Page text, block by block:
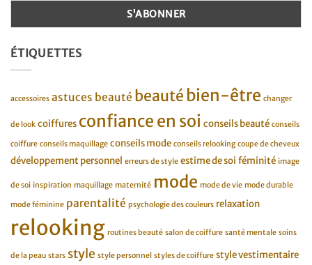
ÉTIQUETTES
accessoires astuces beauté beauté bien-être changer
de look coiffures confiance en soi conseils beauté conseils
coiffure conseils maquillage conseils mode conseils relooking coupe de cheveux
développement personnel erreurs de style estime de soi féminité image
de soi inspiration maquillage maternité mode mode de vie mode durable
mode féminine parentalité psychologie des couleurs relaxation
relooking routines beauté salon de coiffure santé mentale soins
de la peau stars style style personnel styles de coiffure style vestimentaire